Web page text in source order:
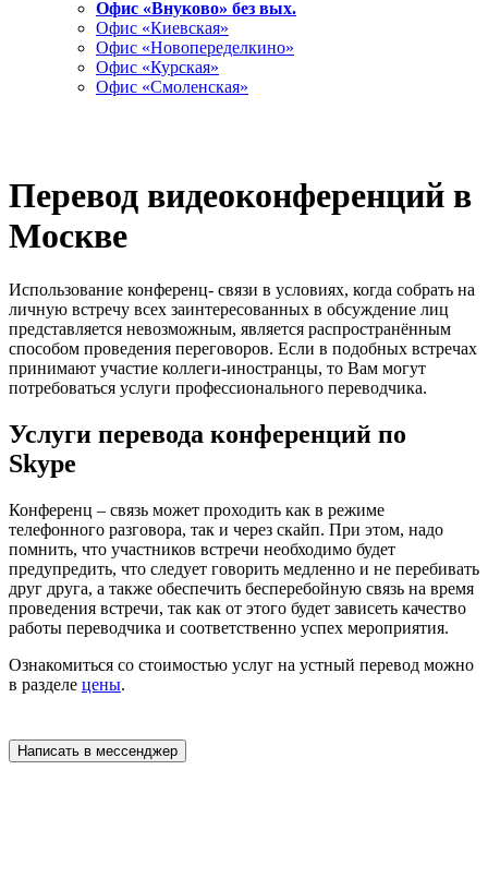
Офис «Внуково» без вых.
Офис «Киевская»
Офис «Новопеределкино»
Офис «Курская»
Офис «Смоленская»
Перевод видеоконференций в
Москве
Использование конференц- связи в условиях, когда собрать на
личную встречу всех заинтересованных в обсуждение лиц
представляется невозможным, является распространённым
способом проведения переговоров. Если в подобных встречах
принимают участие коллеги-иностранцы, то Вам могут
потребоваться услуги профессионального переводчика.
Услуги перевода конференций по
Skype
Конференц – связь может проходить как в режиме
телефонного разговора, так и через скайп. При этом, надо
помнить, что участников встречи необходимо будет
предупредить, что следует говорить медленно и не перебивать
друг друга, а также обеспечить бесперебойную связь на время
проведения встречи, так как от этого будет зависеть качество
работы переводчика и соответственно успех мероприятия.
Ознакомиться со стоимостью услуг на устный перевод можно
в разделе цены.
Написать в мессенджер